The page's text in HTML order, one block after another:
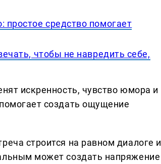
средство помогает
чтобы не навредить себе,
искренность, чувство юмора и
создать ощущение
строится на равном диалоге и
может создать напряжение